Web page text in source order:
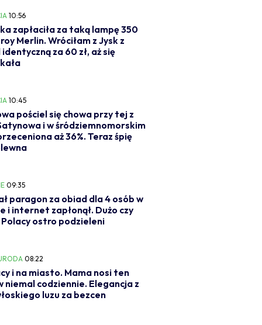
10:56
zapłaciła za taką lampę 350
Merlin. Wróciłam z Jysk z
za 60 zł, aż się
10:45
pościel się chowa przy tej z
i w śródziemnomorskim
aż 36%. Teraz śpię
09:35
paragon za obiad dla 4 osób w
i internet zapłonął. Dużo czy
Polacy ostro podzieleni
08:22
i na miasto. Mama nosi ten
niemal codziennie. Elegancja z
luzu za bezcen